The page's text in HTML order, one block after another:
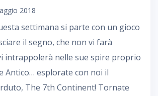
2018
settimana si parte con un gioco
il segno, che non vi farà
intrappolerà nelle sue spire proprio
Antico… esplorate con noi il
The 7th Continent! Tornate